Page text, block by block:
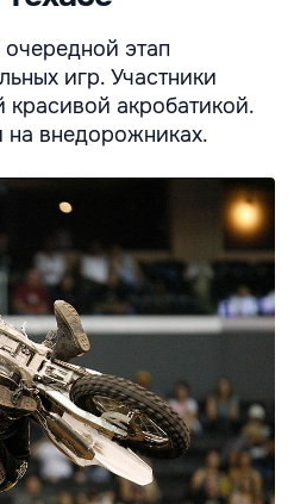
этап
игр. Участники
красивой акробатикой.
на внедорожниках.